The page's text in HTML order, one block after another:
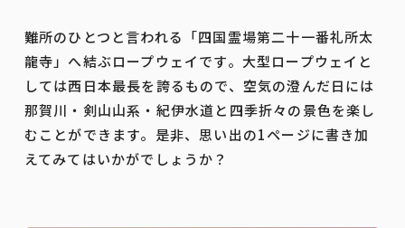
難所のひとつと言われる「四国霊場第二十一番礼所太
龍寺」へ結ぶロープウェイです。大型ロープウェイと
しては西日本最長を誇るもので、空気の澄んだ日には
那賀川・剣山山系・紀伊水道と四季折々の景色を楽し
むことができます。是非、思い出の1ページに書き加
えてみてはいかがでしょうか？